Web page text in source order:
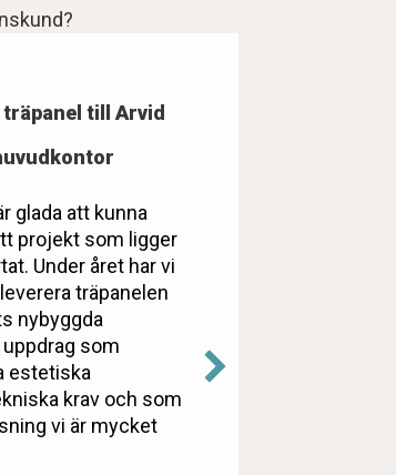
till Arvid
glada att kunna
projekt som ligger
Under året har vi
träpanelen
nybyggda
som
estetiska
krav och som
vi är mycket